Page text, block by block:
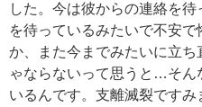
した。今は彼からの連絡を
を待っているみたいで不安
か、また今までみたいに立
ゃならないって思うと…そん
いるんです。支離滅裂ですみ